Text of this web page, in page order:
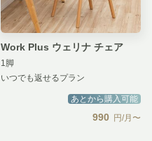
Work Plus ウェリナ チェア
1脚
いつでも返せるプラン
あとから購入可能
990 円/月〜